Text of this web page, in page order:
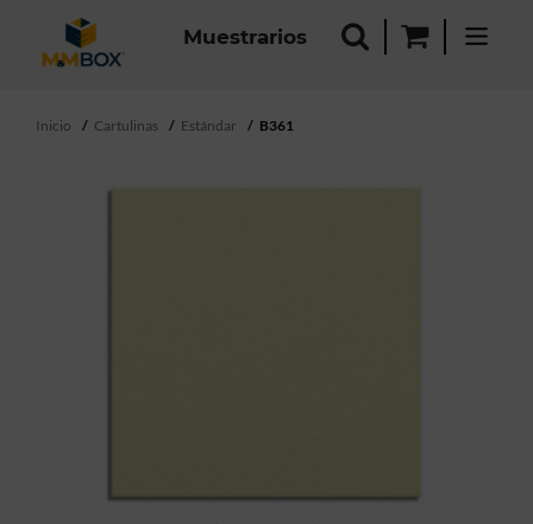
Muestrarios
Inicio Cartulinas Estándar B361